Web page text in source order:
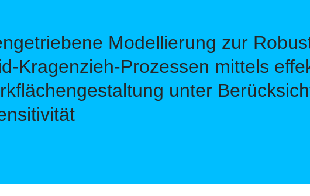
Modellierung zur
Kragenzieh-Prozessen mittels
unter